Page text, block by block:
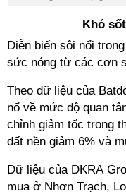
Khó
Diễn biến sôi nổi
sức nóng từ các cơn
Theo dữ liệu của
nổ về mức độ quan
chỉnh giảm tốc trong
đất nền giảm 6% và
Dữ liệu của DKRA
mua ở Nhơn Trạch,